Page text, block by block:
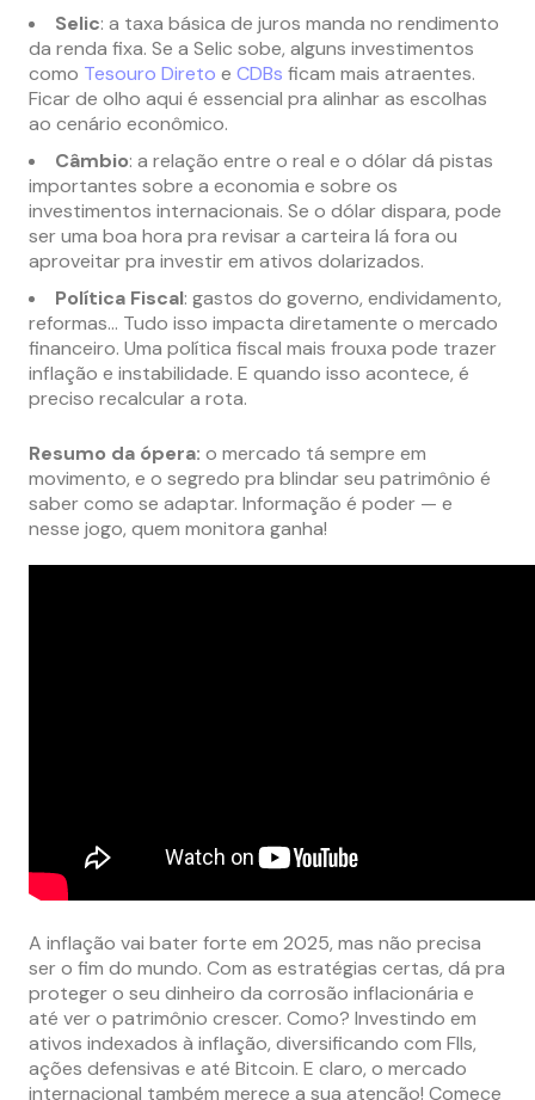
Selic: a taxa básica de juros manda no rendimento
da renda fixa. Se a Selic sobe, alguns investimentos
como Tesouro Direto e CDBs ficam mais atraentes.
Ficar de olho aqui é essencial pra alinhar as escolhas
ao cenário econômico.
Câmbio: a relação entre o real e o dólar dá pistas
importantes sobre a economia e sobre os
investimentos internacionais. Se o dólar dispara, pode
ser uma boa hora pra revisar a carteira lá fora ou
aproveitar pra investir em ativos dolarizados.
Política Fiscal: gastos do governo, endividamento,
reformas… Tudo isso impacta diretamente o mercado
financeiro. Uma política fiscal mais frouxa pode trazer
inflação e instabilidade. E quando isso acontece, é
preciso recalcular a rota.
Resumo da ópera: o mercado tá sempre em
movimento, e o segredo pra blindar seu patrimônio é
saber como se adaptar. Informação é poder — e
nesse jogo, quem monitora ganha!
A inflação vai bater forte em 2025, mas não precisa
ser o fim do mundo. Com as estratégias certas, dá pra
proteger o seu dinheiro da corrosão inflacionária e
até ver o patrimônio crescer. Como? Investindo em
ativos indexados à inflação, diversificando com FIIs,
ações defensivas e até Bitcoin. E claro, o mercado
internacional também merece a sua atenção! Comece